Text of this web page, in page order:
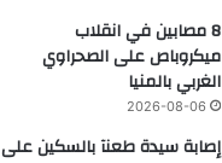
8 مصابين في انقلاب
ميكروباص على الصحراوي
الغربي بالمنيا
2026-08-06
إصابة سيدة طعنآ بالسكين على